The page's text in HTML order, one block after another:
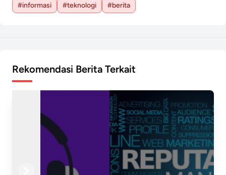
#informasi #teknologi #berita
Rekomendasi Berita Terkait